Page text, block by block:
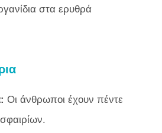
στα ερυθρά
Οι άνθρωποι έχουν πέντε